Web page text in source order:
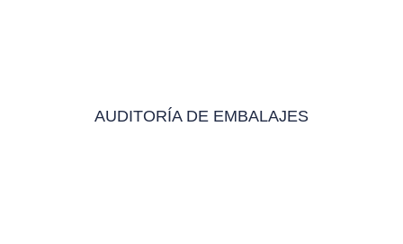
AUDITORÍA DE EMBALAJES